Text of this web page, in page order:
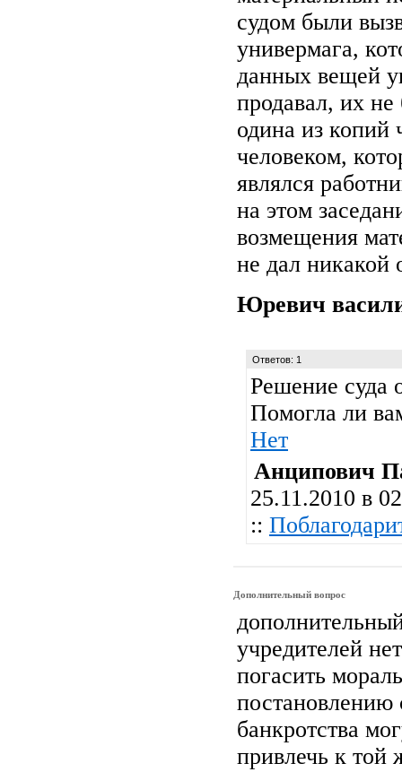
судом были
универмага,
данных вещей
продавал, их
одина из копий
человеком,
являлся
на этом
возмещения
не дал никакой
Юревич
Ответов: 1
Решение суда
Помогла ли
Нет
Анципович
25.11.2010 в
::
Дополнительный вопрос
учредителей
погасить
постановлению
банкротства
привлечь к той